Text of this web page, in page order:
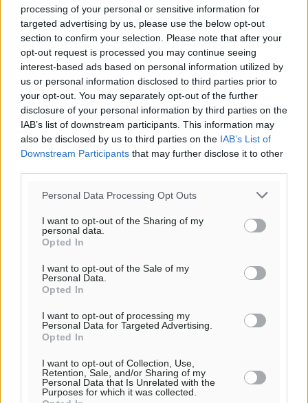
processing of your personal or sensitive information for
targeted advertising by us, please use the below opt-out
section to confirm your selection. Please note that after your
opt-out request is processed you may continue seeing
interest-based ads based on personal information utilized by
us or personal information disclosed to third parties prior to
your opt-out. You may separately opt-out of the further
disclosure of your personal information by third parties on the
IAB’s list of downstream participants. This information may
also be disclosed by us to third parties on the IAB’s List of
Downstream Participants that may further disclose it to other
Personal Data Processing Opt Outs
I want to opt-out of the Sharing of my
personal data.
Opted In
I want to opt-out of the Sale of my
Personal Data.
Opted In
I want to opt-out of processing my
Personal Data for Targeted Advertising.
Opted In
I want to opt-out of Collection, Use,
Retention, Sale, and/or Sharing of my
Personal Data that Is Unrelated with the
Purposes for which it was collected.
Δ
25°/27°
06:18
20:06
πρόγνωση:
33°
ΚΥ
29°
ΔΕ
29°
ΤΡ